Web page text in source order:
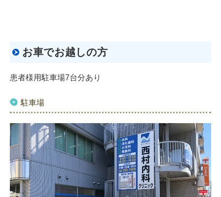
お車でお越しの方
患者様用駐車場7台分あり
駐車場